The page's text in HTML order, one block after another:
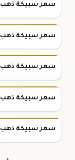
سعر سبيكة ذهب ١٠ جرام عيار ٢٤
سعر سبيكة ذهب ٢٠ جرام عيار ٢٤
سعر سبيكة ذهب ٢٥ جرام عيار ٢٤
سعر سبيكة ذهب ٥٠ جرام عيار ٢٤
سعر سبيكة ذهب ١٠٠ جرام عيار ٢٤